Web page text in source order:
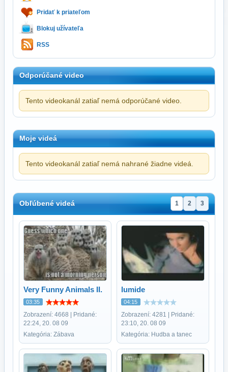
Pridať k priateľom
Blokuj užívateľa
RSS
Odporúčané video
Tento videokanál zatiaľ nemá odporúčané video.
Moje videá
Tento videokanál zatiaľ nemá nahrané žiadne videá.
Obľúbené videá 1 2 3
Very Funny Animals II.
03:35
Zobrazení: 4668 | Pridané:
22:24, 20. 08 09
Kategória: Zábava
lumide
04:15
Zobrazení: 4281 | Pridané:
23:10, 20. 08 09
Kategória: Hudba a tanec